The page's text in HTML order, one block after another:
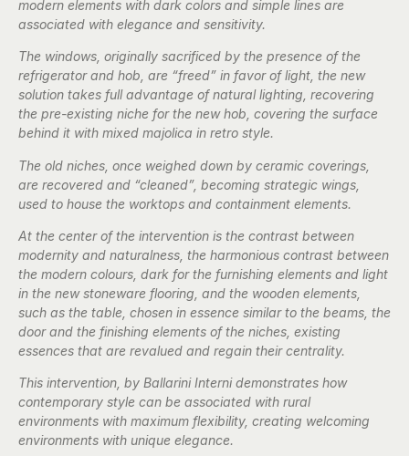
modern elements with dark colors and simple lines are
associated with elegance and sensitivity.
The windows, originally sacrificed by the presence of the
refrigerator and hob, are “freed” in favor of light, the new
solution takes full advantage of natural lighting, recovering
the pre-existing niche for the new hob, covering the surface
behind it with mixed majolica in retro style.
The old niches, once weighed down by ceramic coverings,
are recovered and “cleaned”, becoming strategic wings,
used to house the worktops and containment elements.
At the center of the intervention is the contrast between
modernity and naturalness, the harmonious contrast between
the modern colours, dark for the furnishing elements and light
in the new stoneware flooring, and the wooden elements,
such as the table, chosen in essence similar to the beams, the
door and the finishing elements of the niches, existing
essences that are revalued and regain their centrality.
This intervention, by Ballarini Interni demonstrates how
contemporary style can be associated with rural
environments with maximum flexibility, creating welcoming
environments with unique elegance.